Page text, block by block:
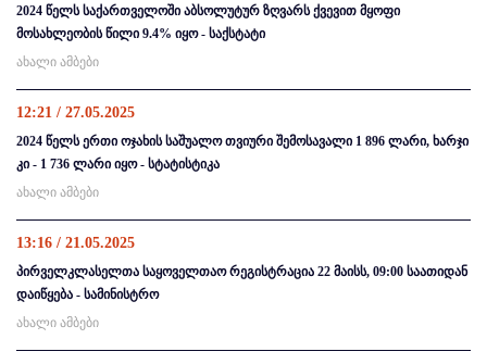
2024 წელს საქართველოში აბსოლუტურ ზღვარს ქვევით მყოფი
მოსახლეობის წილი 9.4% იყო - საქსტატი
ახალი ამბები
12:21 / 27.05.2025
2024 წელს ერთი ოჯახის საშუალო თვიური შემოსავალი 1 896 ლარი, ხარჯი
კი - 1 736 ლარი იყო - სტატისტიკა
ახალი ამბები
13:16 / 21.05.2025
პირველკლასელთა საყოველთაო რეგისტრაცია 22 მაისს, 09:00 საათიდან
დაიწყება - სამინისტრო
ახალი ამბები